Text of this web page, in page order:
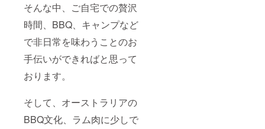
そんな中、ご自宅での贅沢
時間、BBQ、キャンプなど
で非日常を味わうことのお
手伝いができればと思って
おります。
そして、オーストラリアの
BBQ文化、ラム肉に少しで